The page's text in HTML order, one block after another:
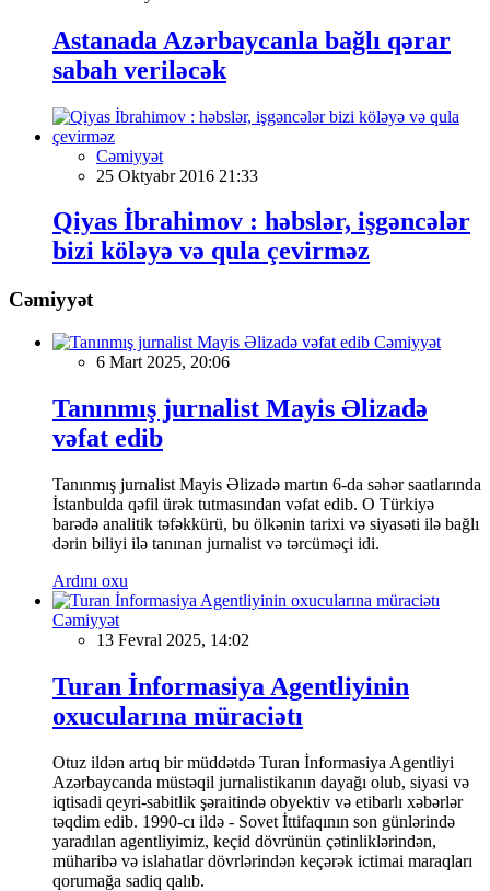
Astanada Azərbaycanla bağlı qərar
sabah veriləcək
Cəmiyyət
25 Oktyabr 2016 21:33
Qiyas İbrahimov : həbslər, işgəncələr
bizi köləyə və qula çevirməz
Cəmiyyət
Cəmiyyət
6 Mart 2025, 20:06
Tanınmış jurnalist Mayis Əlizadə
vəfat edib
Tanınmış jurnalist Mayis Əlizadə martın 6-da səhər saatlarında
İstanbulda qəfil ürək tutmasından vəfat edib. O Türkiyə
barədə analitik təfəkkürü, bu ölkənin tarixi və siyasəti ilə bağlı
dərin biliyi ilə tanınan jurnalist və tərcüməçi idi.
Ardını oxu
Cəmiyyət
13 Fevral 2025, 14:02
Turan İnformasiya Agentliyinin
oxucularına müraciətı
Otuz ildən artıq bir müddətdə Turan İnformasiya Agentliyi
Azərbaycanda müstəqil jurnalistikanın dayağı olub, siyasi və
iqtisadi qeyri-sabitlik şəraitində obyektiv və etibarlı xəbərlər
təqdim edib. 1990-cı ildə - Sovet İttifaqının son günlərində
yaradılan agentliyimiz, keçid dövrünün çətinliklərindən,
müharibə və islahatlar dövrlərindən keçərək ictimai maraqları
qorumağa sadiq qalıb.